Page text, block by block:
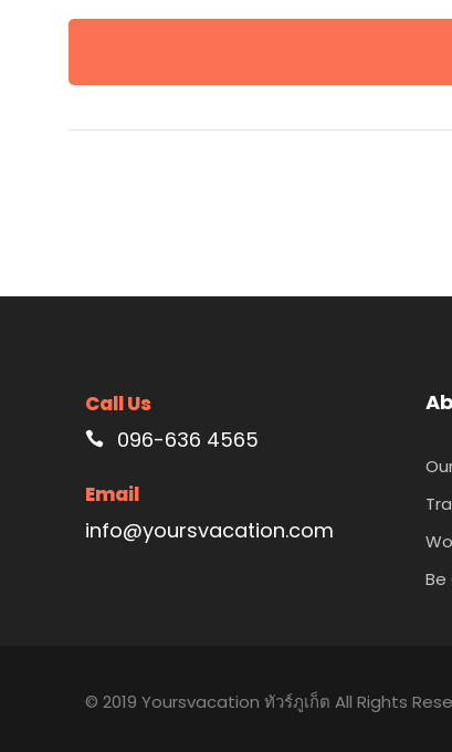
Call Us
096-636 4565
Email
info@yoursvacation.com
Be
© 2019 Yoursvacation ทัวร์ภูเก็ต All Rights